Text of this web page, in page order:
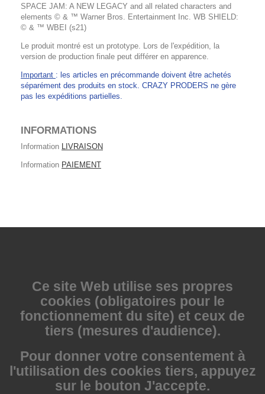
SPACE JAM: A NEW LEGACY and all related characters and
elements © & ™ Warner Bros. Entertainment Inc. WB SHIELD:
© & ™ WBEI (s21)
Le produit montré est un prototype. Lors de l'expédition, la
version de production finale peut différer en apparence.
Important : les articles en précommande doivent être achetés
séparément des produits en stock. CRAZY PRODERS ne gère
pas les expéditions partielles.
INFORMATIONS
Information LIVRAISON
Information PAIEMENT
Ce site Web utilise ses propres
cookies (obligatoires pour le
fonctionnement du site) et ceux de
tiers (mesures d'audience).
Pour donner votre consentement à
l'utilisation des cookies tiers, appuyez
sur le bouton J'accepte.